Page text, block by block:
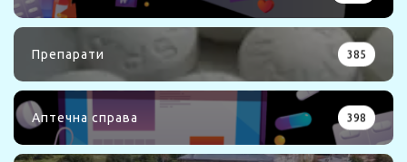
Препарати 385
Аптечна справа 398